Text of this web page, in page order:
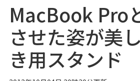
MacBook Pro
させた姿が美
き用スタンド